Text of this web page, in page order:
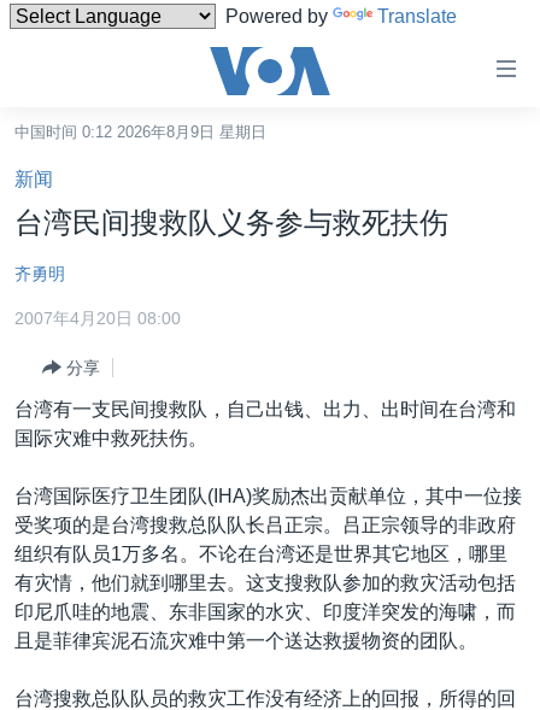
Powered by Translate
碍
链
接
转
内
转
航
跳
转
到
检
台湾
港澳
国际
最新国际新闻
中东
欧洲
非洲
美洲
分类新闻
人权·法律·宗教
科教·文娱·体健
军事
劳工
热点专题
白宫要闻
国会报道
美中关系
VOA视频
VOA今日焦点
中文广播
关注我们
中国时间 0:12 2026年8月9日 星期日
新闻
台湾民间搜救队义务参与救死扶伤
齐勇明
2007年4月20日 08:00
分享
台湾有一支民间搜救队，自己出钱、出力、出时间在台湾和
国际灾难中救死扶伤。
台湾国际医疗卫生团队(IHA)奖励杰出贡献单位，其中一位接
受奖项的是台湾搜救总队队长吕正宗。吕正宗领导的非政府
组织有队员1万多名。不论在台湾还是世界其它地区，哪里
有灾情，他们就到哪里去。这支搜救队参加的救灾活动包括
印尼爪哇的地震、东非国家的水灾、印度洋突发的海啸，而
且是菲律宾泥石流灾难中第一个送达救援物资的团队。
台湾搜救总队队员的救灾工作没有经济上的回报，所得的回